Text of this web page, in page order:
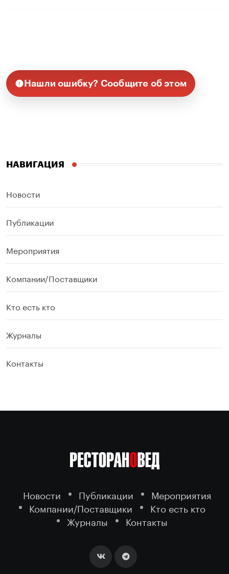
Нашли ошибку? Сообщите об этом
НАВИГАЦИЯ
Новости
Публикации
Мероприятия
Компании/Поставщики
Кто есть кто
Журналы
Контакты
Новости Публикации
Мероприятия
Компании/Поставщики
Кто есть кто
Журналы
Контакты